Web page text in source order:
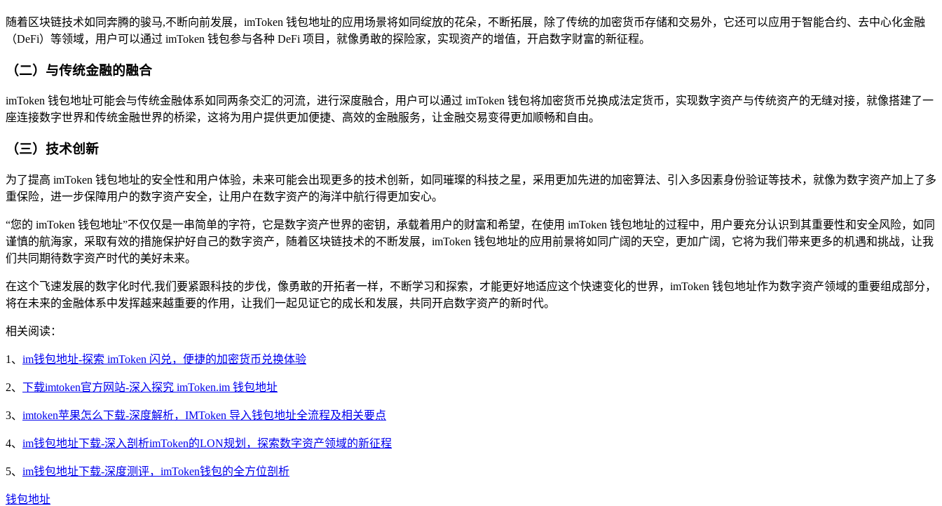
随着区块链技术如同奔腾的骏马,不断向前发展，imToken 钱包地址的应用场景将如同绽放的花朵，不断拓展，除了传统的加密货币存储和交易外，它还可以应用于智能合约、去中心化金融
（DeFi）等领域，用户可以通过 imToken 钱包参与各种 DeFi 项目，就像勇敢的探险家，实现资产的增值，开启数字财富的新征程。
（二）与传统金融的融合
imToken 钱包地址可能会与传统金融体系如同两条交汇的河流，进行深度融合，用户可以通过 imToken 钱包将加密货币兑换成法定货币，实现数字资产与传统资产的无缝对接，就像搭建了一
座连接数字世界和传统金融世界的桥梁，这将为用户提供更加便捷、高效的金融服务，让金融交易变得更加顺畅和自由。
（三）技术创新
为了提高 imToken 钱包地址的安全性和用户体验，未来可能会出现更多的技术创新，如同璀璨的科技之星，采用更加先进的加密算法、引入多因素身份验证等技术，就像为数字资产加上了多
重保险，进一步保障用户的数字资产安全，让用户在数字资产的海洋中航行得更加安心。
“您的 imToken 钱包地址”不仅仅是一串简单的字符，它是数字资产世界的密钥，承载着用户的财富和希望，在使用 imToken 钱包地址的过程中，用户要充分认识到其重要性和安全风险，如同
谨慎的航海家，采取有效的措施保护好自己的数字资产，随着区块链技术的不断发展，imToken 钱包地址的应用前景将如同广阔的天空，更加广阔，它将为我们带来更多的机遇和挑战，让我
们共同期待数字资产时代的美好未来。
在这个飞速发展的数字化时代,我们要紧跟科技的步伐，像勇敢的开拓者一样，不断学习和探索，才能更好地适应这个快速变化的世界，imToken 钱包地址作为数字资产领域的重要组成部分，
将在未来的金融体系中发挥越来越重要的作用，让我们一起见证它的成长和发展，共同开启数字资产的新时代。
相关阅读：
1、 im钱包地址-探索 imToken 闪兑，便捷的加密货币兑换体验
2、 下载imtoken官方网站-深入探究 imToken.im 钱包地址
3、 imtoken苹果怎么下载-深度解析，IMToken 导入钱包地址全流程及相关要点
4、 im钱包地址下载-深入剖析imToken的LON规划，探索数字资产领域的新征程
5、 im钱包地址下载-深度测评，imToken钱包的全方位剖析
钱包地址